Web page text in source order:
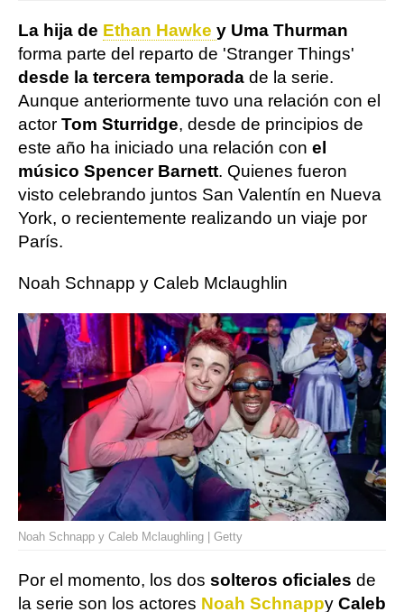
La hija de Ethan Hawke y Uma Thurman
forma parte del reparto de 'Stranger Things'
desde la tercera temporada de la serie.
Aunque anteriormente tuvo una relación con el
actor Tom Sturridge, desde de principios de
este año ha iniciado una relación con el
músico Spencer Barnett. Quienes fueron
visto celebrando juntos San Valentín en Nueva
York, o recientemente realizando un viaje por
París.
Noah Schnapp y Caleb Mclaughlin
Noah Schnapp y Caleb Mclaughling | Getty
Por el momento, los dos solteros oficiales de
la serie son los actores Noah Schnappy Caleb